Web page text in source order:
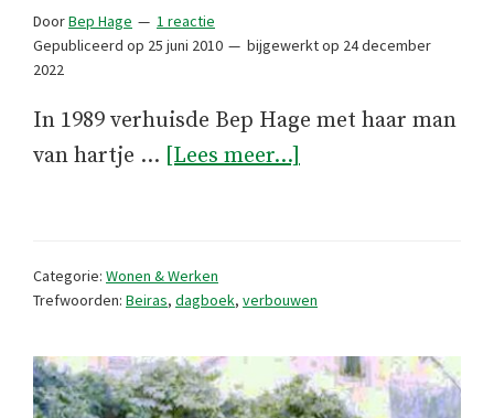
DoorBep Hage
1 reactie
Gepubliceerd op 25 juni 2010 bijgewerkt op 24 december
2022
In 1989 verhuisde Bep Hage met haar man
van hartje … [Lees meer...]
Categorie: Wonen & Werken
Trefwoorden: Beiras, dagboek, verbouwen